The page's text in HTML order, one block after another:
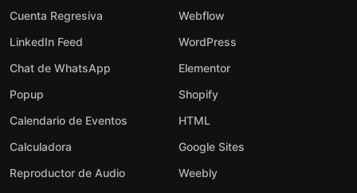
Cuenta Regresiva
LinkedIn Feed
Chat de WhatsApp
Popup
Calendario de Eventos
Calculadora
Reproductor de Audio
Webflow
WordPress
Elementor
Shopify
HTML
Google Sites
Weebly